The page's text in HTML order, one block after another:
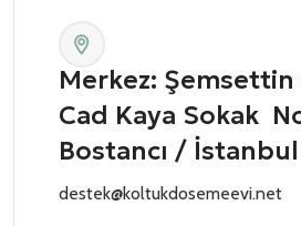
Merkez:
Cad Kaya Sokak
Bostancı / İstanbul
destek@koltukdosemeevi.net